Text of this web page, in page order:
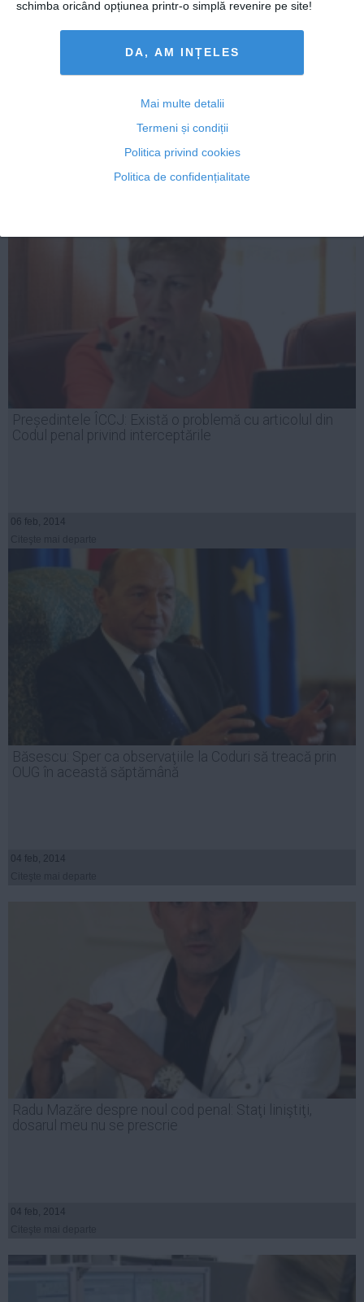
schimba oricând opțiunea printr-o simplă revenire pe site!
DA, AM INȚELES
Mai multe detalii
Termeni și condiții
Politica privind cookies
Politica de confidențialitate
Președintele ÎCCJ: Există o problemă cu articolul din
Codul penal privind interceptările
06 feb, 2014
Băsescu: Sper ca observaţiile la Coduri să treacă prin
OUG în această săptămână
04 feb, 2014
Radu Mazăre despre noul cod penal: Staţi liniştiţi,
dosarul meu nu se prescrie
04 feb, 2014